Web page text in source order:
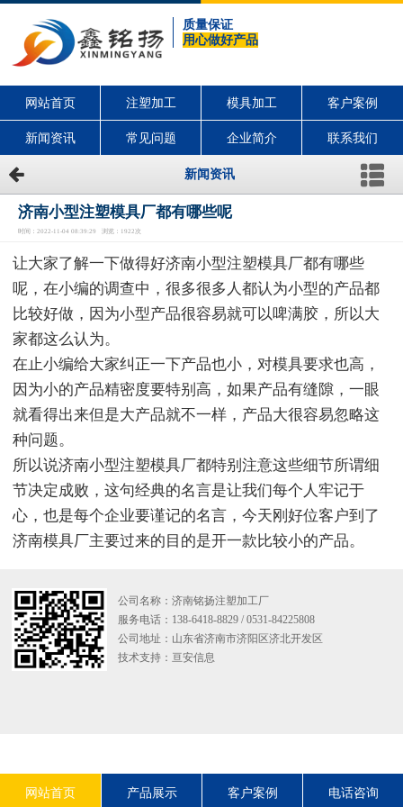
质量保证
用心做好产品
网站首页 注塑加工 模具加工 客户案例
新闻资讯 常见问题 企业简介 联系我们
新闻资讯
济南小型注塑模具厂都有哪些呢
时间：2022-11-04 08:39:29 浏览：1922次
让大家了解一下做得好济南小型注塑模具厂都有哪些
呢，在小编的调查中，很多很多人都认为小型的产品都
比较好做，因为小型产品很容易就可以啤满胶，所以大
家都这么认为。
在止小编给大家纠正一下产品也小，对模具要求也高，
因为小的产品精密度要特别高，如果产品有缝隙，一眼
就看得出来但是大产品就不一样，产品大很容易忽略这
种问题。
所以说济南小型注塑模具厂都特别注意这些细节所谓细
节决定成败，这句经典的名言是让我们每个人牢记于
心，也是每个企业要谨记的名言，今天刚好位客户到了
济南模具厂主要过来的目的是开一款比较小的产品。
公司名称：济南铭扬注塑加工厂
服务电话：138-6418-8829 / 0531-84225808
公司地址：山东省济南市济阳区济北开发区
技术支持： 亘安信息
网站首页 产品展示 客户案例 电话咨询